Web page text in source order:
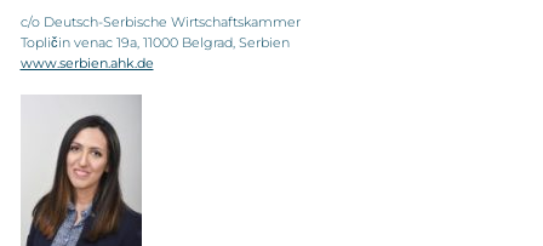
c/o Deutsch-Serbische Wirtschaftskammer
Topličin venac 19a, 11000 Belgrad, Serbien
www.serbien.ahk.de